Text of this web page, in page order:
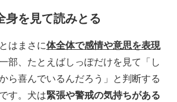
身を見て読みとる
はまさに体全体で感情や意思を表現
部、たとえばしっぽだけを見て「し
ら喜んでいるんだろう」と判断する
す。犬は緊張や警戒の気持ちがある